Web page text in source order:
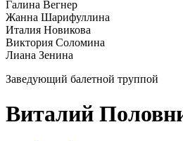
Галина Вегнер
Жанна Шарифуллина
Италия Новикова
Виктория Соломина
Лиана Зенина
Заведующий балетной труппой
Виталий